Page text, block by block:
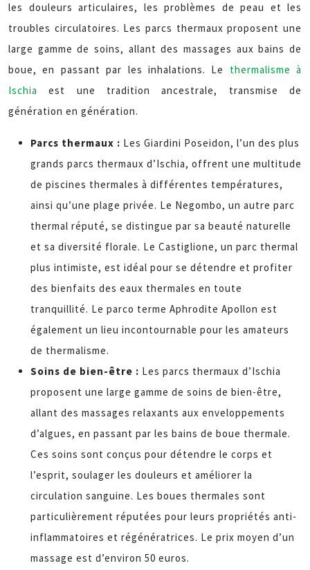
les douleurs articulaires, les problèmes de peau et les
troubles circulatoires. Les parcs thermaux proposent une
large gamme de soins, allant des massages aux bains de
boue, en passant par les inhalations. Le thermalisme à
Ischiaest une tradition ancestrale, transmise de
génération en génération.
Parcs thermaux : Les Giardini Poseidon, l’un des plus
grands parcs thermaux d’Ischia, offrent une multitude
de piscines thermales à différentes températures,
ainsi qu’une plage privée. Le Negombo, un autre parc
thermal réputé, se distingue par sa beauté naturelle
et sa diversité florale. Le Castiglione, un parc thermal
plus intimiste, est idéal pour se détendre et profiter
des bienfaits des eaux thermales en toute
tranquillité. Le parco terme Aphrodite Apollon est
également un lieu incontournable pour les amateurs
de thermalisme.
Soins de bien-être : Les parcs thermaux d’Ischia
proposent une large gamme de soins de bien-être,
allant des massages relaxants aux enveloppements
d’algues, en passant par les bains de boue thermale.
Ces soins sont conçus pour détendre le corps et
l’esprit, soulager les douleurs et améliorer la
circulation sanguine. Les boues thermales sont
particulièrement réputées pour leurs propriétés anti-
inflammatoires et régénératrices. Le prix moyen d’un
massage est d’environ 50 euros.